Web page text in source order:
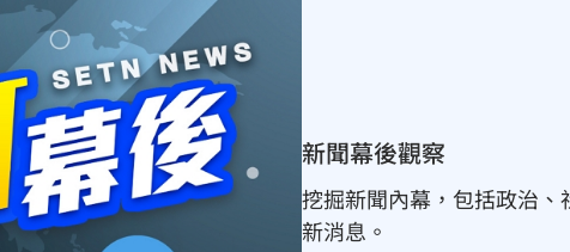
白海豚颱風動態
白海豚逐漸由日韓上空
計週五穿越日本沖繩後